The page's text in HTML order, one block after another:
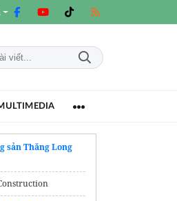
sản Thăng Long